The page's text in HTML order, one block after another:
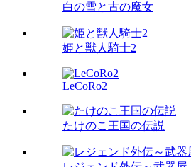
白の雪と古の魔女
姫と獣人騎士2
LeCoRo2
たけのこ王国の伝説